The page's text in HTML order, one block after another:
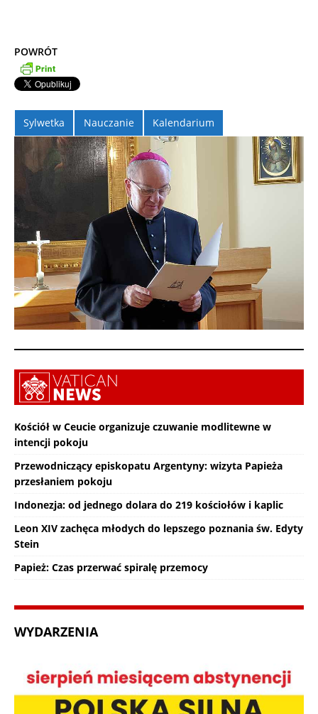
POWRÓT
Sylwetka Nauczanie Kalendarium
Kościół w Ceucie organizuje czuwanie modlitewne w
intencji pokoju
Przewodniczący episkopatu Argentyny: wizyta Papieża
przesłaniem pokoju
Indonezja: od jednego dolara do 219 kościołów i kaplic
Leon XIV zachęca młodych do lepszego poznania św. Edyty
Stein
Papież: Czas przerwać spiralę przemocy
WYDARZENIA